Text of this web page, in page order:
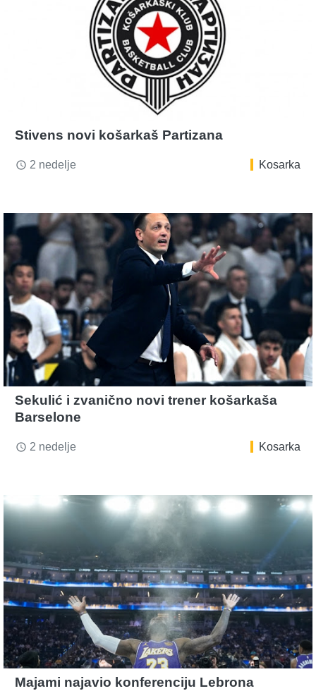
Stivens novi košarkaš Partizana
access_time 2 nedelje Kosarka
Sekulić i zvanično novi trener košarkaša
Barselone
access_time 2 nedelje Kosarka
Majami najavio konferenciju Lebrona